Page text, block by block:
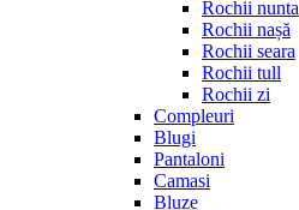
Rochii nunta
Rochii nașă
Rochii seara
Rochii tull
Rochii zi
Compleuri
Blugi
Pantaloni
Camasi
Bluze